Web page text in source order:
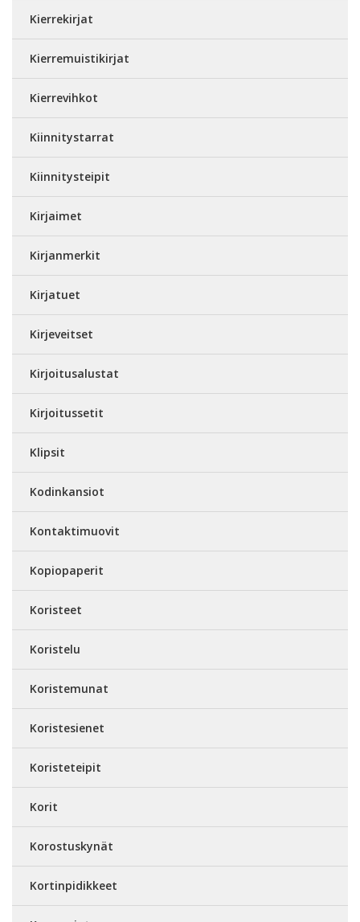
Kierrekirjat
Kierremuistikirjat
Kierrevihkot
Kiinnitystarrat
Kiinnitysteipit
Kirjaimet
Kirjanmerkit
Kirjatuet
Kirjeveitset
Kirjoitusalustat
Kirjoitussetit
Klipsit
Kodinkansiot
Kontaktimuovit
Kopiopaperit
Koristeet
Koristelu
Koristemunat
Koristesienet
Koristeteipit
Korit
Korostuskynät
Kortinpidikkeet